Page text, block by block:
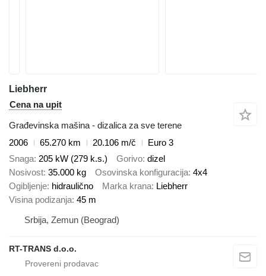
Liebherr
Cena na upit
Građevinska mašina - dizalica za sve terene
2006
65.270 km 20.106 m/č
Euro 3
Snaga 205 kW (279 k.s.) Gorivo dizel
Nosivost 35.000 kg Osovinska konfiguracija 4x4
Ogibljenje hidraulično Marka krana Liebherr
Visina podizanja 45 m
Srbija, Zemun (Beograd)
RT-TRANS d.o.o.